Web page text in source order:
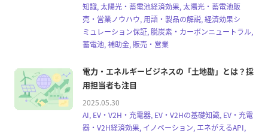
知識, 太陽光・蓄電池経済効果, 太陽光・蓄電池販
売・営業ノウハウ, 用語・製品の解説, 経済効果シ
ミュレーション保証, 脱炭素・カーボンニュートラル,
蓄電池, 補助金, 販売・営業
電力・エネルギービジネスの「土地勘」とは？採
用担当者も注目
2025.05.30
AI, EV・V2H・充電器, EV・V2Hの基礎知識, EV・充電
器・V2H経済効果, イノベーション, エネがえるAPI,